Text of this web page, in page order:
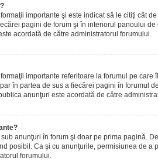
importante şi este indicat să le citiţi cât
pagini de forum şi în interiorul panoului
acordată de către administratorul forumului.
importante referitoare la forumul pe care
în partea de sus a fiecărei pagini în forumul
anunţuri este acordată de către
anunţuri în forum şi doar pe prima pagină.
posibil. Ca şi cu anunţurile, permisiunea de a
forumului.